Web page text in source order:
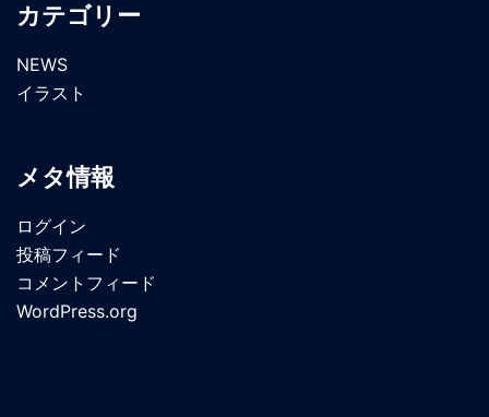
カテゴリー
NEWS
イラスト
メタ情報
ログイン
投稿フィード
コメントフィード
WordPress.org